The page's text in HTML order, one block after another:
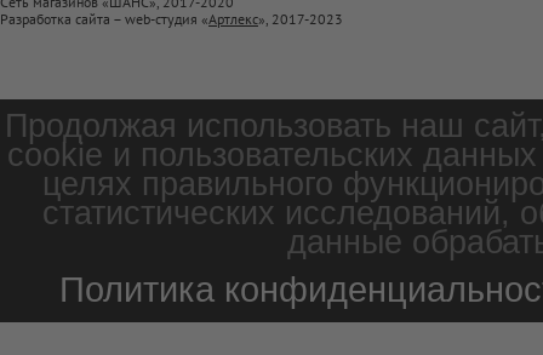
Разработка сайта – web-студия «Артлекс», 2017-2023
Продолжая использовать наш
cookie и пользовательских
целях правильного
статистических
данные
Политика